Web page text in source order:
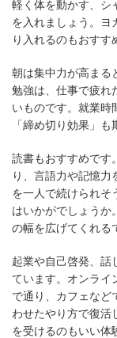
軽く体を動かす、シ
を入れましょう。ヨ
り入れるのもおすす
朝は集中力が高まる
勉強は、仕事で疲れ
いものです。就業時
「締め切り効果」も
読書もおすすめです
り、言語力や記憶
を一人で続けられそ
はいかがでしょうか
の幅を広げてくれる
起業や自己啓発、話
ています。オンライ
で通り、カフェなど
わせたやり方で復活
を受けるのもいい体